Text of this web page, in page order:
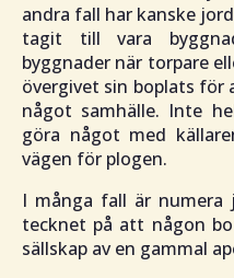
andra fall har kanske
tagit till vara
byggnader när torpare
övergivet sin boplats
något samhälle. Inte
göra något med
vägen för plogen.
I många fall är numera
tecknet på att någon
sällskap av en gammal